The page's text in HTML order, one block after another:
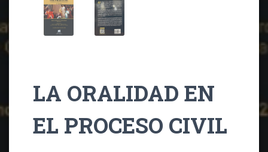
LA ORALIDAD EN
EL PROCESO CIVIL